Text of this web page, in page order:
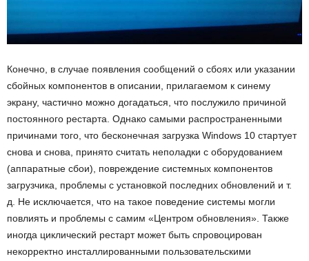
Конечно, в случае появления сообщений о сбоях или указании
сбойных компонентов в описании, прилагаемом к синему
экрану, частично можно догадаться, что послужило причиной
постоянного рестарта. Однако самыми распространенными
причинами того, что бесконечная загрузка Windows 10 стартует
снова и снова, принято считать неполадки с оборудованием
(аппаратные сбои), повреждение системных компонентов
загрузчика, проблемы с установкой последних обновлений и т.
д. Не исключается, что на такое поведение системы могли
повлиять и проблемы с самим «Центром обновления». Также
иногда циклический рестарт может быть спровоцирован
некорректно инсталлированными пользовательскими